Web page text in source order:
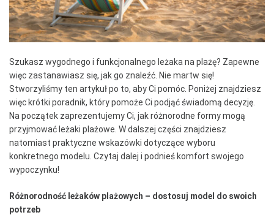
Szukasz wygodnego i funkcjonalnego leżaka na plażę? Zapewne
więc zastanawiasz się, jak go znaleźć. Nie martw się!
Stworzyliśmy ten artykuł po to, aby Ci pomóc. Poniżej znajdziesz
więc krótki poradnik, który pomoże Ci podjąć świadomą decyzję.
Na początek zaprezentujemy Ci, jak różnorodne formy mogą
przyjmować leżaki plażowe. W dalszej części znajdziesz
natomiast praktyczne wskazówki dotyczące wyboru
konkretnego modelu. Czytaj dalej i podnieś komfort swojego
wypoczynku!
Różnorodność leżaków plażowych – dostosuj model do swoich
potrzeb